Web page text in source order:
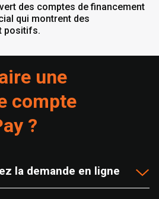
des comptes de financement
qui montrent des
positifs.
une
compte
?
la demande en ligne